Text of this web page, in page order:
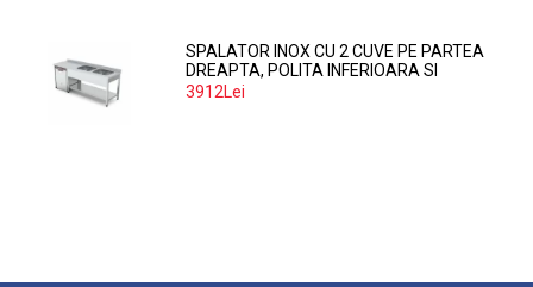
SPALATOR INOX CU 2 CUVE PE PARTEA
DREAPTA, POLITA INFERIOARA SI
SPATIU MASINA SPALAT 160*70*85
3912Lei